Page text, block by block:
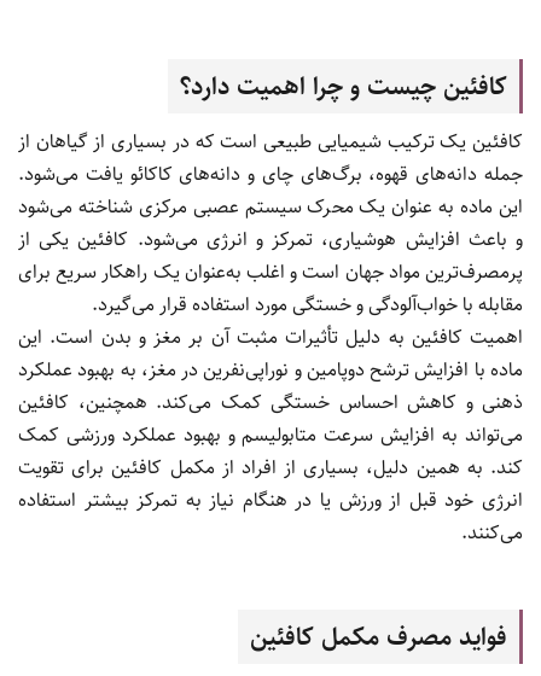
کافئین چیست و چرا اهمیت دارد؟
کافئین یک ترکیب شیمیایی طبیعی است که در بسیاری از گیاهان از
جمله دانه‌های قهوه، برگ‌های چای و دانه‌های کاکائو یافت می‌شود.
این ماده به عنوان یک محرک سیستم عصبی مرکزی شناخته می‌شود
و باعث افزایش هوشیاری، تمرکز و انرژی می‌شود. کافئین یکی از
پرمصرف‌ترین مواد جهان است و اغلب به‌عنوان یک راهکار سریع برای
مقابله با خواب‌آلودگی و خستگی مورد استفاده قرار می‌گیرد.
اهمیت کافئین به دلیل تأثیرات مثبت آن بر مغز و بدن است. این
ماده با افزایش ترشح دوپامین و نوراپی‌نفرین در مغز، به بهبود عملکرد
ذهنی و کاهش احساس خستگی کمک می‌کند. همچنین، کافئین
می‌تواند به افزایش سرعت متابولیسم و بهبود عملکرد ورزشی کمک
کند. به همین دلیل، بسیاری از افراد از مکمل کافئین برای تقویت
انرژی خود قبل از ورزش یا در هنگام نیاز به تمرکز بیشتر استفاده
می‌کنند.
فواید مصرف مکمل کافئین